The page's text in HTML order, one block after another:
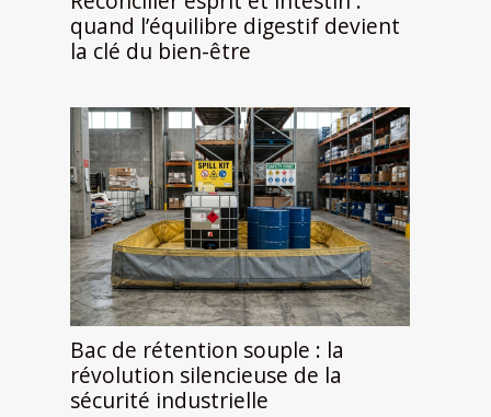
quand l’équilibre digestif devient
la clé du bien-être
Bac de rétention souple : la
révolution silencieuse de la
sécurité industrielle